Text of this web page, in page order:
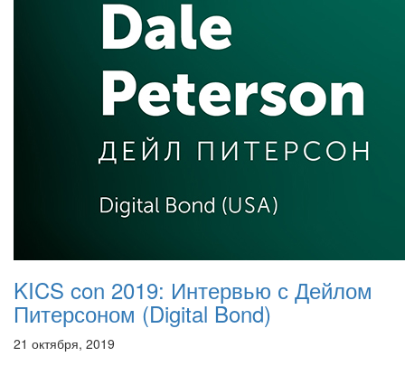
KICS con 2019: Интервью с Дейлом
Питерсоном (Digital Bond)
21 октября, 2019